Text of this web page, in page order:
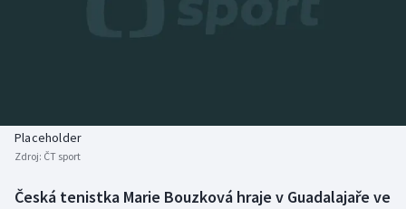
Biatlon
Aplikace ČT sport
Placeholder
Zdroj: ČT sport
Česká tenistka Marie Bouzková hraje v Guadalajaře ve